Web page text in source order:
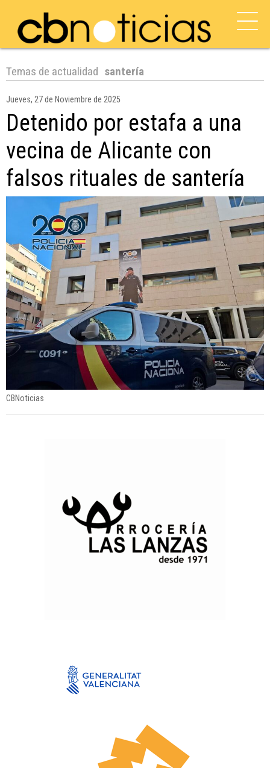
Temas de actualidad santería
Jueves, 27 de Noviembre de 2025
Detenido por estafa a una
vecina de Alicante con
falsos rituales de santería
CBNoticias